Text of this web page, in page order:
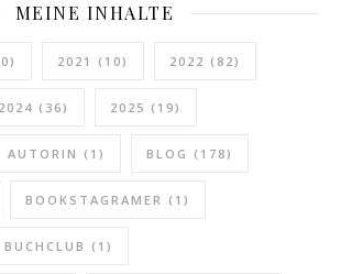
MEINE INHALTE
2021 (10) 2022 (82)
2024 (36) 2025 (19)
AUTORIN (1) BLOG (178)
BOOKSTAGRAMER (1)
BUCHCLUB (1)